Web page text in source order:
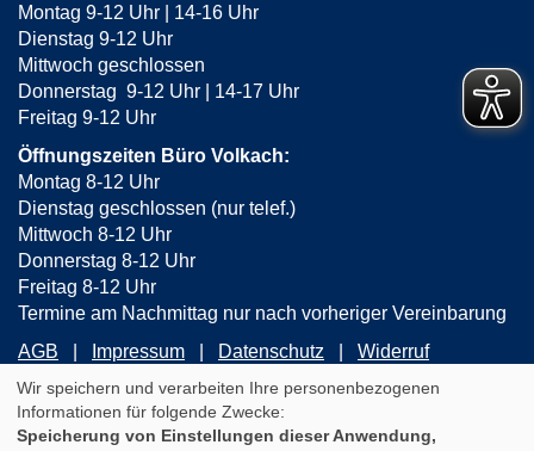
Montag 9-12 Uhr | 14-16 Uhr
Dienstag 9-12 Uhr
Mittwoch geschlossen
Donnerstag 9-12 Uhr | 14-17 Uhr
Freitag 9-12 Uhr
Öffnungszeiten Büro Volkach:
Montag 8-12 Uhr
Dienstag geschlossen (nur telef.)
Mittwoch 8-12 Uhr
Donnerstag 8-12 Uhr
Freitag 8-12 Uhr
Termine am Nachmittag nur nach vorheriger Vereinbarung
AGB
Impressum Datenschutz Widerruf
Cookie Einstellungen
Wir speichern und verarbeiten Ihre personenbezogenen
Informationen für folgende Zwecke:
Speicherung von Einstellungen dieser Anwendung,